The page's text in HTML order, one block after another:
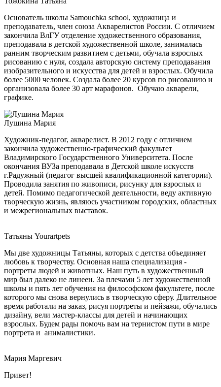
Основатель школы Samouchka school, художница и
преподаватель, член союза Акварелистов России. С отличием
закончила ВлГУ отделение художественного образования,
преподавала в детской художественной школе, занималась
ранним творческим развитием с детьми, обучала взрослых
рисованию с нуля, создала авторскую систему преподавания
изобразительного и искусства для детей и взрослых. Обучила
более 5000 человек. Создала более 20 курсов по рисованию и
организовала более 30 арт марафонов. Обучаю акварели,
графике.
Лушина Мария
Художник-педагог, акварелист. В 2012 году с отличием
закончила художественно-графический факультет
Владимирского Государственного Университета. После
окончания ВУЗа преподавала в Детской школе искусств
г.Радужный (педагог высшей квалификационной категории).
Проводила занятия по живописи, рисунку для взрослых и
детей. Помимо педагогической деятельности, веду активную
творческую жизнь, являюсь участником городских, областных
и межрегиональных выставок.
Татьяны Yourartpets
Мы две художницы Татьяны, которых с детства объединяет
любовь к творчеству. Основная наша специализация -
портреты людей и животных. Наш путь в художественный
мир был далеко не линеен. За плечами 5 лет художественной
школы и пять лет обучения на философском факультете, после
которого мы снова вернулись в творческую сферу. Длительное
время работали на заказ, рисуя портреты и пейзажи, обучались
дизайну, вели мастер-классы для детей и начинающих
взрослых. Будем рады помочь вам на тернистом пути в мире
портрета и анималистики.
Мария Маргевич
Привет!